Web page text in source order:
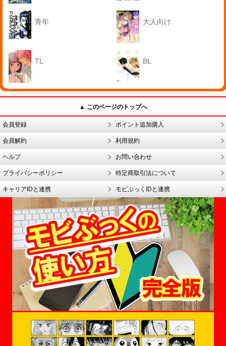
青年 大人向け
TL BL
▲ このページのトップへ
会員登録 ポイント追加購入
会員解約 利用規約
ヘルプ お問い合わせ
プライバシーポリシー 特定商取引法について
キャリアIDと連携 モビぶっくIDと連携